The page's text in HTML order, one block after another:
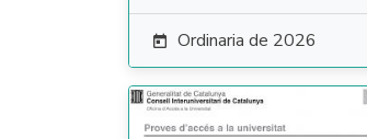
 Ordinaria de 2026